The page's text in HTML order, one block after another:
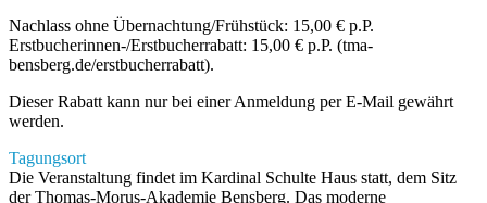
Nachlass ohne Übernachtung/Frühstück: 15,00 € p.P.
Erstbucherinnen-/Erstbucherrabatt: 15,00 € p.P. (tma-
bensberg.de/erstbucherrabatt).
Dieser Rabatt kann nur bei einer Anmeldung per E-Mail gewährt
werden.
Tagungsort
Die Veranstaltung findet im Kardinal Schulte Haus statt, dem Sitz
der Thomas-Morus-Akademie Bensberg. Das moderne